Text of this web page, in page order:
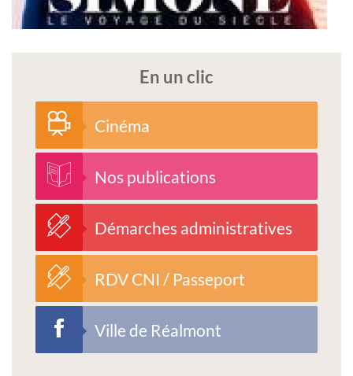
En un clic
Cinéma
Nos publications
Démarches administratives
RDV CNI / Passeport
Ville de Réalmont